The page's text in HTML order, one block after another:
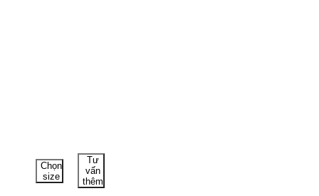
Chọn
size
Tư
vấn
thêm